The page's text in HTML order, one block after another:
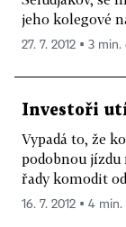
jeho kolegové
27. 7. 2012 ▪ 3 min.
Investoři
Vypadá to, že
podobnou jízdu
řady komodit
16. 7. 2012 ▪ 4